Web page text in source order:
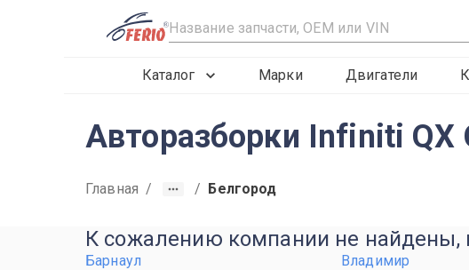
R
Каталог Марки Двигатели
Авторазборки Infiniti QX
Главная / / Белгород
К сожалению компании не найдены,
Барнаул Владимир